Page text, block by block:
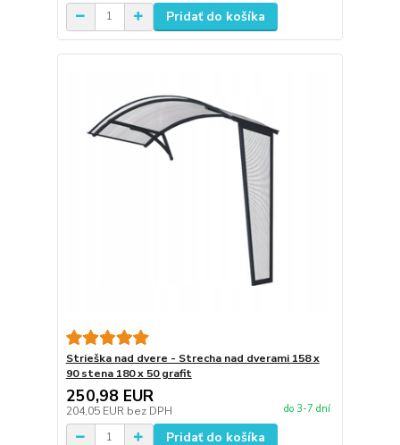
Pridať do košíka
Strieška nad dvere - Strecha nad dverami 158 x
90 stena 180 x 50 grafit
250,98 EUR
204,05 EUR bez DPH do 3-7 dní
Pridať do košíka